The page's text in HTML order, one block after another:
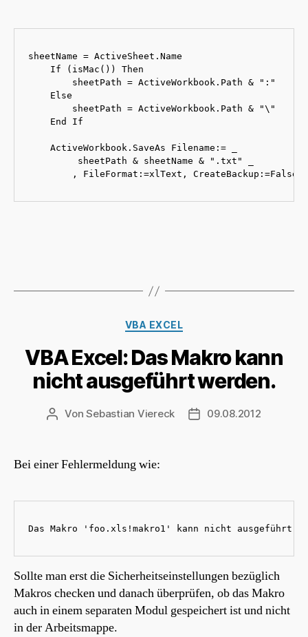
sheetName = ActiveSheet.Name
If (isMac()) Then
sheetPath = ActiveWorkbook.Path & ":"
Else
sheetPath = ActiveWorkbook.Path & "\"
End If
ActiveWorkbook.SaveAs Filename:= _
sheetPath & sheetName & ".txt" _
, FileFormat:=xlText, CreateBackup:=False
Kategorien
VBA EXCEL
VBA Excel: Das Makro kann
nicht ausgeführt werden.
Beitragsautor
VonSebastian Viereck Beitragsdatum
09.08.2012
Bei einer Fehlermeldung wie:
Das Makro 'foo.xls!makro1' kann nicht ausgeführt
Sollte man erst die Sicherheitseinstellungen bezüglich
Makros checken und danach überprüfen, ob das Makro
auch in einem separaten Modul gespeichert ist und nicht
in der Arbeitsmappe.